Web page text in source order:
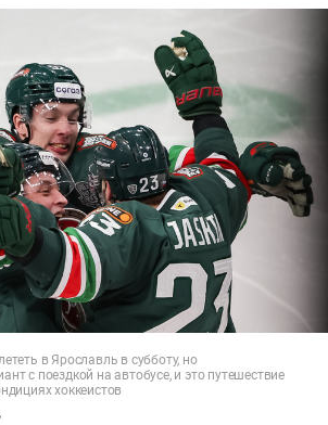
в Ярославль в субботу, но
с поездкой на автобусе, и это путешествие
хоккеистов